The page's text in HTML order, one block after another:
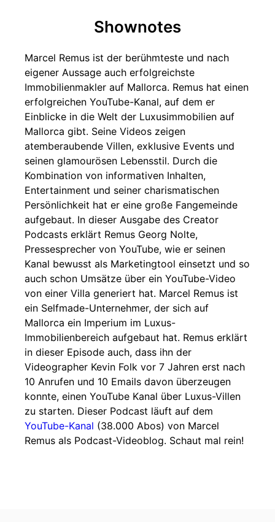
Shownotes
Marcel Remus ist der berühmteste und nach
eigener Aussage auch erfolgreichste
Immobilienmakler auf Mallorca. Remus hat einen
erfolgreichen YouTube-Kanal, auf dem er
Einblicke in die Welt der Luxusimmobilien auf
Mallorca gibt. Seine Videos zeigen
atemberaubende Villen, exklusive Events und
seinen glamourösen Lebensstil. Durch die
Kombination von informativen Inhalten,
Entertainment und seiner charismatischen
Persönlichkeit hat er eine große Fangemeinde
aufgebaut. In dieser Ausgabe des Creator
Podcasts erklärt Remus Georg Nolte,
Pressesprecher von YouTube, wie er seinen
Kanal bewusst als Marketingtool einsetzt und so
auch schon Umsätze über ein YouTube-Video
von einer Villa generiert hat. Marcel Remus ist
ein Selfmade-Unternehmer, der sich auf
Mallorca ein Imperium im Luxus-
Immobilienbereich aufgebaut hat. Remus erklärt
in dieser Episode auch, dass ihn der
Videographer Kevin Folk vor 7 Jahren erst nach
10 Anrufen und 10 Emails davon überzeugen
konnte, einen YouTube Kanal über Luxus-Villen
zu starten. Dieser Podcast läuft auf dem
YouTube-Kanal (38.000 Abos) von Marcel
Remus als Podcast-Videoblog. Schaut mal rein!